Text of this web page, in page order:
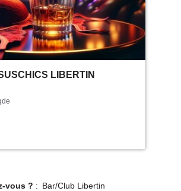
LIBERTIN
vous ? : Bar/Club Libertin